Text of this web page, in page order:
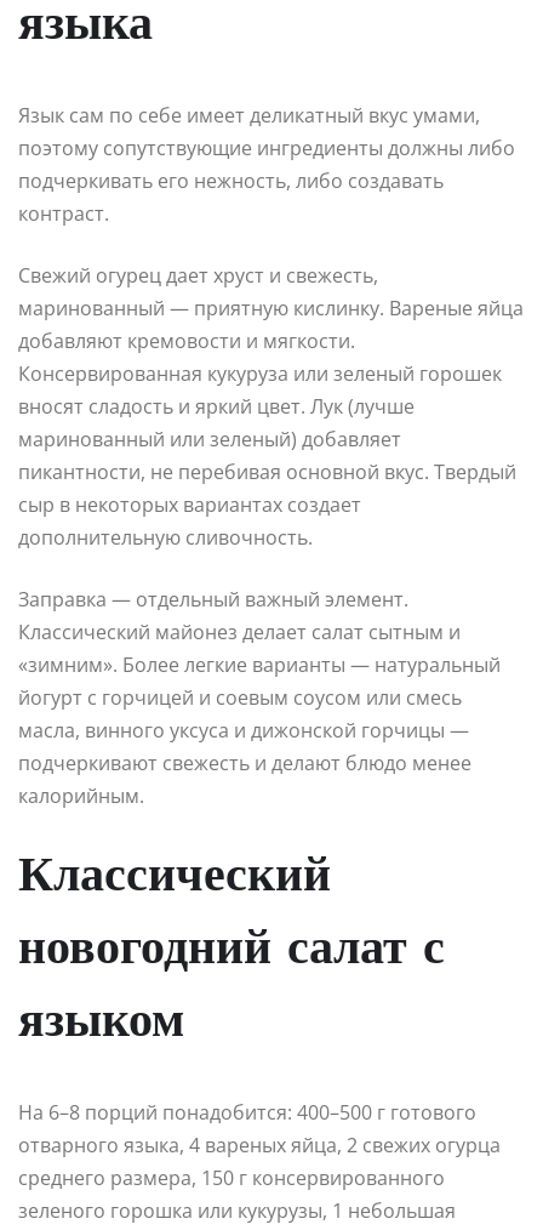
языка
Язык сам по себе имеет деликатный вкус умами,
поэтому сопутствующие ингредиенты должны либо
подчеркивать его нежность, либо создавать
контраст.
Свежий огурец дает хруст и свежесть,
маринованный — приятную кислинку. Вареные яйца
добавляют кремовости и мягкости.
Консервированная кукуруза или зеленый горошек
вносят сладость и яркий цвет. Лук (лучше
маринованный или зеленый) добавляет
пикантности, не перебивая основной вкус. Твердый
сыр в некоторых вариантах создает
дополнительную сливочность.
Заправка — отдельный важный элемент.
Классический майонез делает салат сытным и
«зимним». Более легкие варианты — натуральный
йогурт с горчицей и соевым соусом или смесь
масла, винного уксуса и дижонской горчицы —
подчеркивают свежесть и делают блюдо менее
калорийным.
Классический
новогодний салат с
языком
На 6–8 порций понадобится: 400–500 г готового
отварного языка, 4 вареных яйца, 2 свежих огурца
среднего размера, 150 г консервированного
зеленого горошка или кукурузы, 1 небольшая